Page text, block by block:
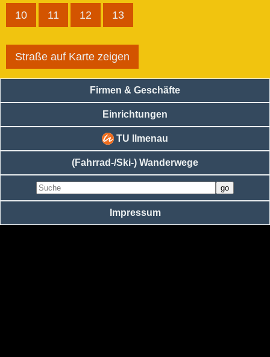
10 11 12 13
Straße auf Karte zeigen
Firmen & Geschäfte
Einrichtungen
TU Ilmenau
(Fahrrad-/Ski-) Wanderwege
Impressum